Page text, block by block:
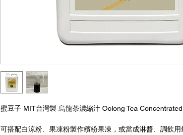
蜜豆子 MIT台灣製 烏龍茶濃縮汁 Oolong Tea
可搭配白涼粉、果凍粉製作繽紛果凍，或當成淋醬、調飲用